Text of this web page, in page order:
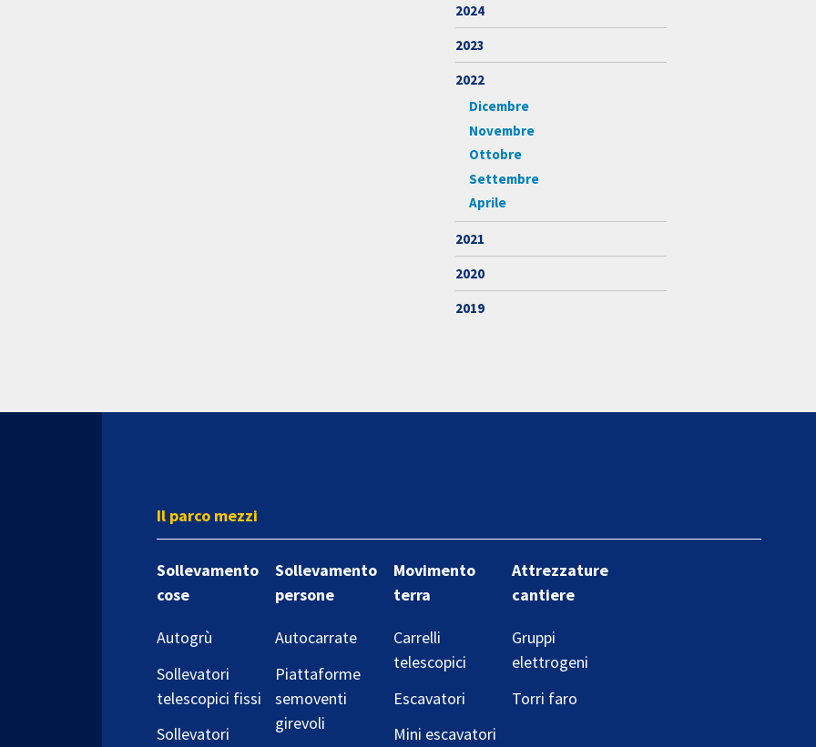
2024
2023
2022
Dicembre
Novembre
Ottobre
Settembre
Aprile
2021
2020
2019
Il parco mezzi
Sollevamento
cose
Autogrù
Sollevatori
telescopici fissi
Sollevatori
Sollevamento
persone
Autocarrate
Piattaforme
semoventi
girevoli
Movimento
terra
Carrelli
telescopici
Escavatori
Mini escavatori
Attrezzature
cantiere
Gruppi
elettrogeni
Torri faro